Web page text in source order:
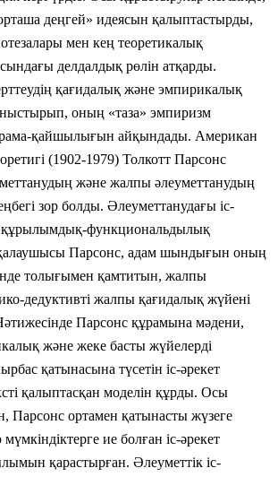
деңгей» идеясын қалыптастырды,
мен кең теоретикалық
делдалдық рөлін атқарды.
қағидалық және эмпирикалық
оның «таза» эмпиризм
қайшылығын айқындады. Американ
(1902-1979) Толкотт Парсонс
және жалпы әлеуметтанудың
зор болды. Әлеуметтанудағы іс-
құрылымдық-функциональдылық
қалаушысы Парсонс, адам шындығын оның
толығымен қамтитын, жалпы
дедуктивті жалпы қағидалық жүйені
Парсонс құрамына мәдени,
және жеке басты жүйелерді
қатынасына түсетін іс-әрекет
қалыптасқан моделін құрды. Осы
Парсонс ортамен қатынасты жүзеге
мүмкіндіктерге ие болған іс-әрекет
қарастырған. Әлеуметтік іс-